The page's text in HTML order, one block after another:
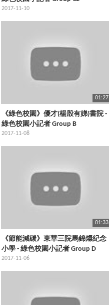
2017-11-10
01:27
《綠色校園》優才(楊殷有娣)書院 -
綠色校園小記者 Group B
2017-11-08
01:33
《節能減碳》東華三院馬錦燦紀念
小學 - 綠色校園小記者 Group D
2017-11-06